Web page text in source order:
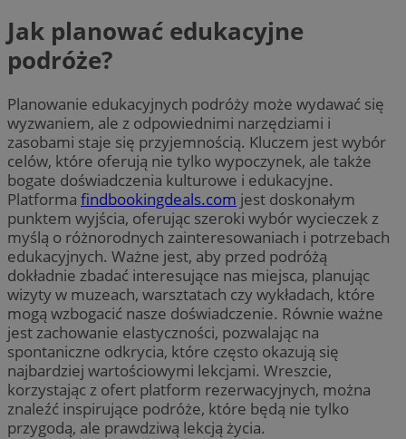
Jak planować edukacyjne
podróże?
Planowanie edukacyjnych podróży może wydawać się
wyzwaniem, ale z odpowiednimi narzędziami i
zasobami staje się przyjemnością. Kluczem jest wybór
celów, które oferują nie tylko wypoczynek, ale także
bogate doświadczenia kulturowe i edukacyjne.
Platforma findbookingdeals.com jest doskonałym
punktem wyjścia, oferując szeroki wybór wycieczek z
myślą o różnorodnych zainteresowaniach i potrzebach
edukacyjnych. Ważne jest, aby przed podróżą
dokładnie zbadać interesujące nas miejsca, planując
wizyty w muzeach, warsztatach czy wykładach, które
mogą wzbogacić nasze doświadczenie. Równie ważne
jest zachowanie elastyczności, pozwalając na
spontaniczne odkrycia, które często okazują się
najbardziej wartościowymi lekcjami. Wreszcie,
korzystając z ofert platform rezerwacyjnych, można
znaleźć inspirujące podróże, które będą nie tylko
przygodą, ale prawdziwą lekcją życia.